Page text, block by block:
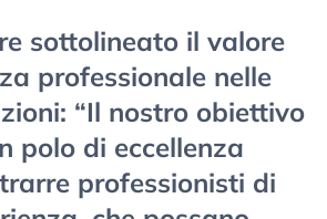
sottolineato il valore
professionale nelle
“Il nostro obiettivo
polo di eccellenza
professionisti di